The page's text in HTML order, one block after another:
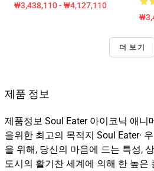
₩3,438,110 - ₩4,127,110
더 보기
제품 정보
제품정보 Soul Eater 아이코닉 애니
을위한 최고의 목적지 Soul Eater·
을 위해, 당신의 마음에 드는 특성,
도시의 활기찬 세계에 의해 한 높은